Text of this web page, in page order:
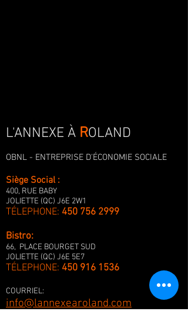
L'ANNEXE À ROLAND
OBNL - ENTREPRISE D'ÉCONOMIE SOCIALE
Siège Social :
400, RUE BABY
JOLIETTE (QC) J6E 2W1
TÉLEPHONE: 450 756 2999
Bistro:
66, PLACE BOURGET SUD
JOLIETTE (QC) J6E 5E7
TÉLEPHONE: 450 916 1536
COURRIEL:
info@lannexearoland.com